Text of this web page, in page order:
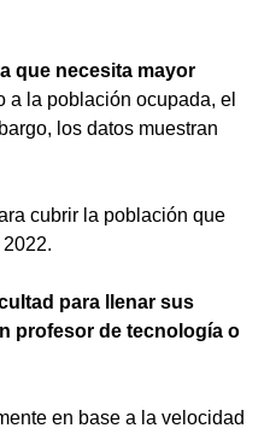
que necesita mayor
a la población ocupada, el
los datos muestran
cubrir la población que
para llenar sus
profesor de tecnología o
en base a la velocidad